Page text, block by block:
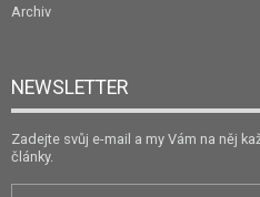
Archiv
NEWSLETTER
Zadejte svůj e-mail a my Vám na něj
články.